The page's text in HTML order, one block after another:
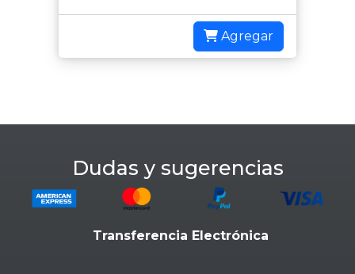
Agregar
Dudas y sugerencias
Transferencia Electrónica